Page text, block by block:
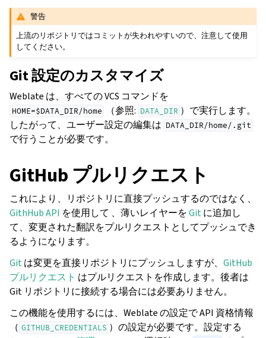
警告
上流のリポジトリではコミットが失われやすいので、注意して使用
してください。
Git 設定のカスタマイズ
Weblate は、すべての VCS コマンドを
HOME=$DATA_DIR/home （参照: DATA_DIR ）で実行します。
したがって、ユーザー設定の編集は DATA_DIR/home/.git
で行うことが必要です。
GitHub プルリクエスト
これにより、リポジトリに直接プッシュするのではなく、
GithHub API を使用して 、薄いレイヤーをGitに追加し
て、変更された翻訳をプルリクエストとしてプッシュでき
るようになります。
Gitは変更を直接リポジトリにプッシュしますが、 GitHub
プルリクエスト はプルリクエストを作成します。後者は
Git リポジトリに接続する場合には必要ありません。
この機能を使用するには、Weblate の設定で API 資格情報
（ GITHUB_CREDENTIALS ）の設定が必要です。設定する